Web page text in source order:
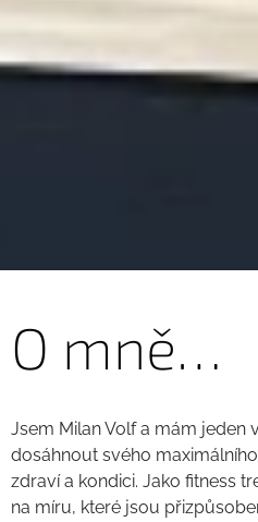
O mně…
Jsem Milan Volf a mám jeden
dosáhnout svého
zdraví a kondici. Jako fitness
na míru, které jsou